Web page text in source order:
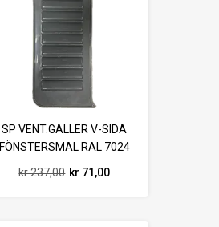
SP VENT.GALLER V-SIDA
FÖNSTERSMAL RAL 7024
kr 237,00 kr 71,00